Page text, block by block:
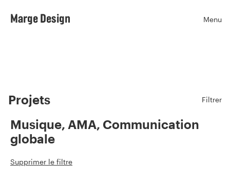
Marge Design Menu
Projets Filtrer
Musique, AMA, Communication
globale
Supprimer le filtre